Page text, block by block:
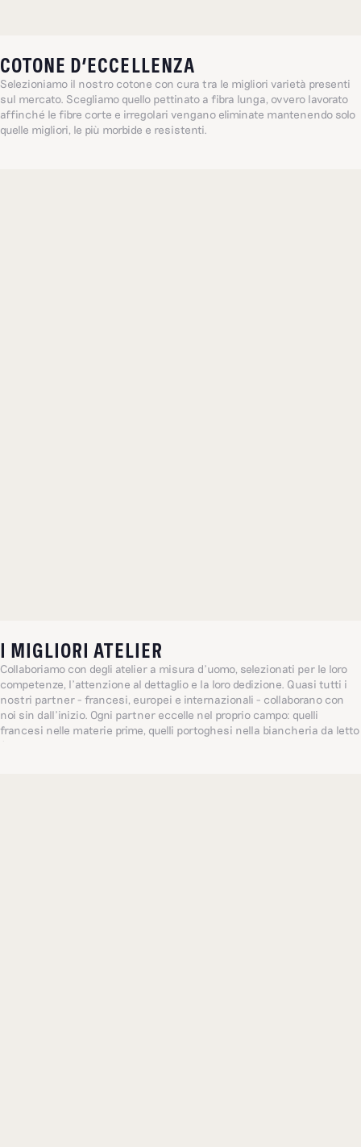
COTONE D’ECCELLENZA
Selezioniamo il nostro cotone con cura tra le migliori varietà presenti
sul mercato. Scegliamo quello pettinato a fibra lunga, ovvero lavorato
affinché le fibre corte e irregolari vengano eliminate mantenendo solo
quelle migliori, le più morbide e resistenti.
I MIGLIORI ATELIER
Collaboriamo con degli atelier a misura d’uomo, selezionati per le loro
competenze, l’attenzione al dettaglio e la loro dedizione. Quasi tutti i
nostri partner - francesi, europei e internazionali - collaborano con
noi sin dall’inizio. Ogni partner eccelle nel proprio campo: quelli
francesi nelle materie prime, quelli portoghesi nella biancheria da letto
(un’azienda centenaria a conduzione familiare, punto di riferimento